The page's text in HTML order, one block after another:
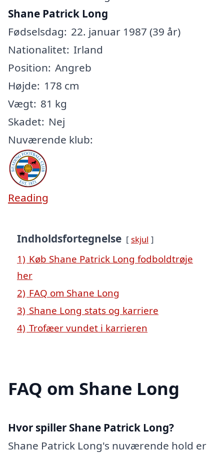
Shane Patrick Long
Fødselsdag: 22. januar 1987 (39 år)
Nationalitet: Irland
Position: Angreb
Højde: 178 cm
Vægt: 81 kg
Skadet: Nej
Nuværende klub:
Reading
Indholdsfortegnelse skjul
1) Køb Shane Patrick Long fodboldtrøje
her
2) FAQ om Shane Long
3) Shane Long stats og karriere
4) Trofæer vundet i karrieren
FAQ om Shane Long
Hvor spiller Shane Patrick Long?
Shane Patrick Long's nuværende hold er